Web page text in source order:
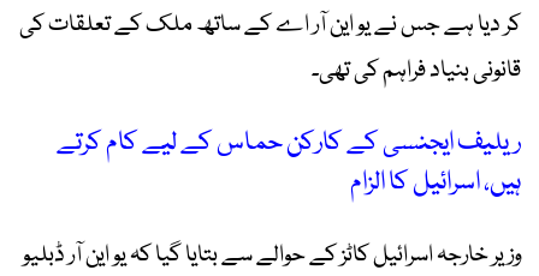
کر دیا ہے جس نے یو این آر اے کے ساتھ ملک کے تعلقات کی
قانونی بنیاد فراہم کی تھی۔
ریلیف ایجنسی کے کارکن حماس کے لیے کام کرتے
ہیں، اسرائیل کا الزام
وزیر خارجہ اسرائیل کاٹز کے حوالے سے بتایا گیا کہ یو این آر ڈبلیو